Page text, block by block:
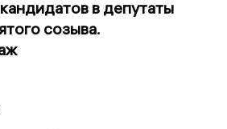
в депутаты
созыва.